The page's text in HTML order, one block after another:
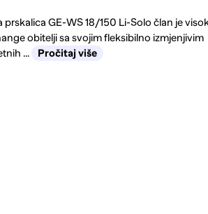
prskalica GE-WS 18/150 Li-Solo član je
obitelji sa svojim fleksibilno izmjenjivim
...
Pročitaj više